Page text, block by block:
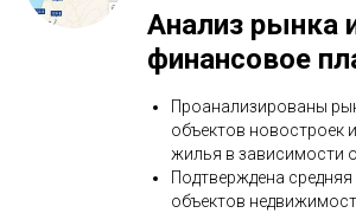
Анализ рынка
финансовое
Проанализированы
объектов новостроек
жилья в зависимости
Подтверждена
объектов